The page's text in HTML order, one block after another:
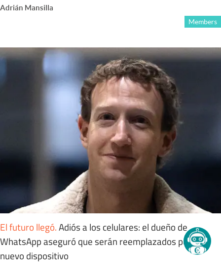
Adrián Mansilla
Members
El futuro llegó.Adiós a los celulares: el dueño de
WhatsApp aseguró que serán reemplazados por este
nuevo dispositivo